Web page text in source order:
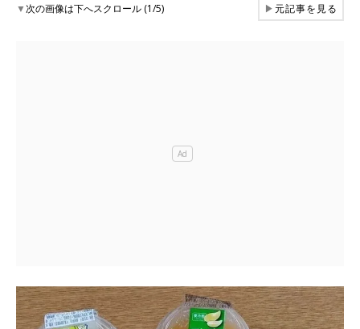
▼次の画像は下へスクロール (1/5) ▶元記事を見る